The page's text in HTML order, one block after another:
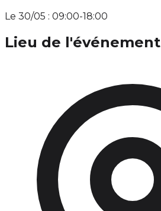
Le 30/05 : 09:00-18:00
Lieu de l'événement